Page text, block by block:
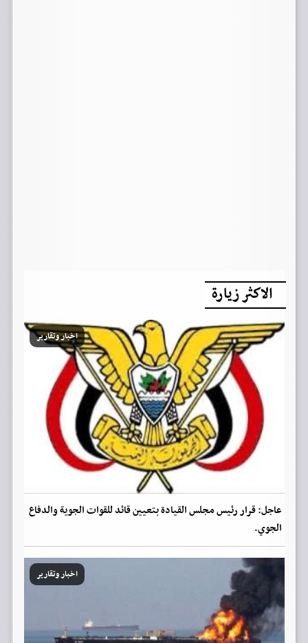
الاكثر زيارة
اخبار وتقارير
عاجل: قرار رئيس مجلس القيادة بتعيين قائد للقوات الجوية والدفاع
الجوي.
اخبار وتقارير